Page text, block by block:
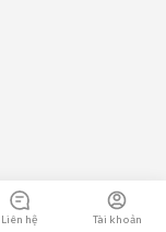
Liên hệ Tài khoản